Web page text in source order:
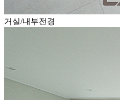
거실/내부전경